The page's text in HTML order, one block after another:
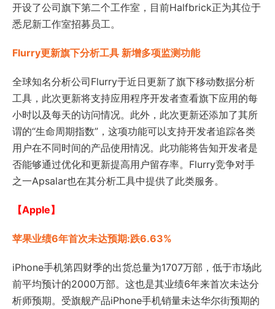
开设了公司旗下第二个工作室，目前Halfbrick正为其位于
悉尼新工作室招募员工。
Flurry更新旗下分析工具 新增多项监测功能
全球知名分析公司Flurry于近日更新了旗下移动数据分析
工具，此次更新将支持应用程序开发者查看旗下应用的每
小时以及每天的访问情况。此外，此次更新还添加了其所
谓的“生命周期指数”，这项功能可以支持开发者追踪各类
用户在不同时间的产品使用情况。此功能将告知开发者是
否能够通过优化和更新提高用户留存率。Flurry竞争对手
之一Apsalar也在其分析工具中提供了此类服务。
【Apple】
苹果业绩6年首次未达预期:跌6.63%
iPhone手机第四财季的出货总量为1707万部，低于市场此
前平均预计的2000万部。这也是其业绩6年来首次未达分
析师预期。受旗舰产品iPhone手机销量未达华尔街预期的